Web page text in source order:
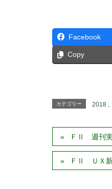
ウ
ィ
ン
ド
ウ
で
て
く
だ
さ
(
ン
ド
開
き
ま
す
)
Facebook
Copy
カテゴリー 2018 、
ＦⅡ 週刊実
ＦⅡ ＵＸ新